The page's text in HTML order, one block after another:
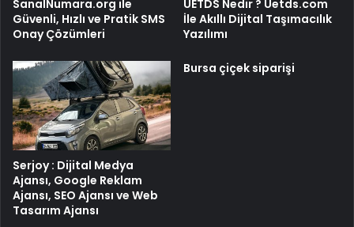
SanalNumara.org ile
Güvenli, Hızlı ve Pratik SMS
Onay Çözümleri
UETDS Nedir ? Uetds.com
İle Akıllı Dijital Taşımacılık
Yazılımı
Serjoy : Dijital Medya
Ajansı, Google Reklam
Ajansı, SEO Ajansı ve Web
Tasarım Ajansı
Bursa çiçek siparişi